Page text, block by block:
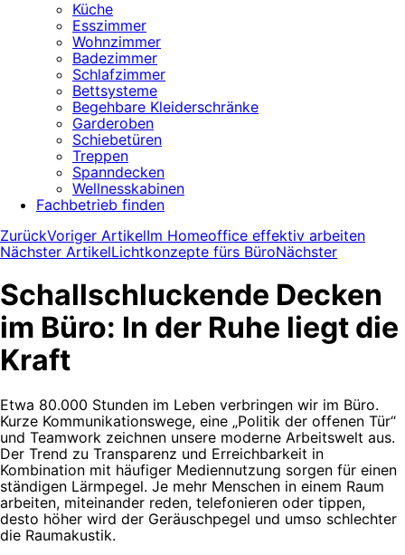
Küche
Esszimmer
Wohnzimmer
Badezimmer
Schlafzimmer
Bettsysteme
Begehbare Kleiderschränke
Garderoben
Schiebetüren
Treppen
Spanndecken
Wellnesskabinen
Fachbetrieb finden
ZurückVoriger ArtikelIm Homeoffice effektiv arbeiten
Nächster ArtikelLichtkonzepte fürs BüroNächster
Schallschluckende Decken
im Büro: In der Ruhe liegt die
Kraft
Etwa 80.000 Stunden im Leben verbringen wir im Büro.
Kurze Kommunikationswege, eine „Politik der offenen Tür“
und Teamwork zeichnen unsere moderne Arbeitswelt aus.
Der Trend zu Transparenz und Erreichbarkeit in
Kombination mit häufiger Mediennutzung sorgen für einen
ständigen Lärmpegel. Je mehr Menschen in einem Raum
arbeiten, miteinander reden, telefonieren oder tippen,
desto höher wird der Geräuschpegel und umso schlechter
die Raumakustik.